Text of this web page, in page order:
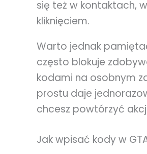
się też w kontaktach,
kliknięciem.
Warto jednak
często blokuje
kodami na osobnym
prostu daje
chcesz powtórzyć
Jak wpisać kody w